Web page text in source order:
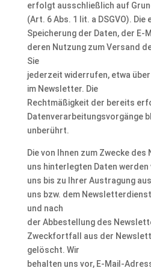
erfolgt ausschließlich auf
(Art. 6 Abs. 1 lit. a DSGVO).
Speicherung der Daten, der E-
deren Nutzung zum Versand
Sie
jederzeit widerrufen, etwa über
im Newsletter. Die
Rechtmäßigkeit der bereits
Datenverarbeitungsvorgänge
unberührt.
Die von Ihnen zum Zwecke
uns hinterlegten Daten werden
uns bis zu Ihrer Austragung
uns bzw. dem
und nach
der Abbestellung des
Zweckfortfall aus der
gelöscht. Wir
behalten uns vor, E-Mail-